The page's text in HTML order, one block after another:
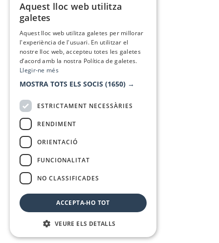
Aquest lloc web utilitza
galetes
Aquest lloc web utilitza galetes per millorar
l'experiència de l'usuari. En utilitzar el
nostre lloc web, accepteu totes les galetes
d’acord amb la nostra Política de galetes.
Llegir-ne més
MOSTRA TOTS ELS SOCIS (1650) →
ESTRICTAMENT NECESSÀRIES
RENDIMENT
ORIENTACIÓ
FUNCIONALITAT
NO CLASSIFICADES
ACCEPTA-HO TOT
VEURE ELS DETALLS